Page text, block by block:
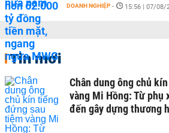
DOANH NGHIỆP - 15:56 | 07/08/
Tin mới
Chân dung ông chủ
vàng Mi Hồng: Từ phụ
đến gây dựng thương